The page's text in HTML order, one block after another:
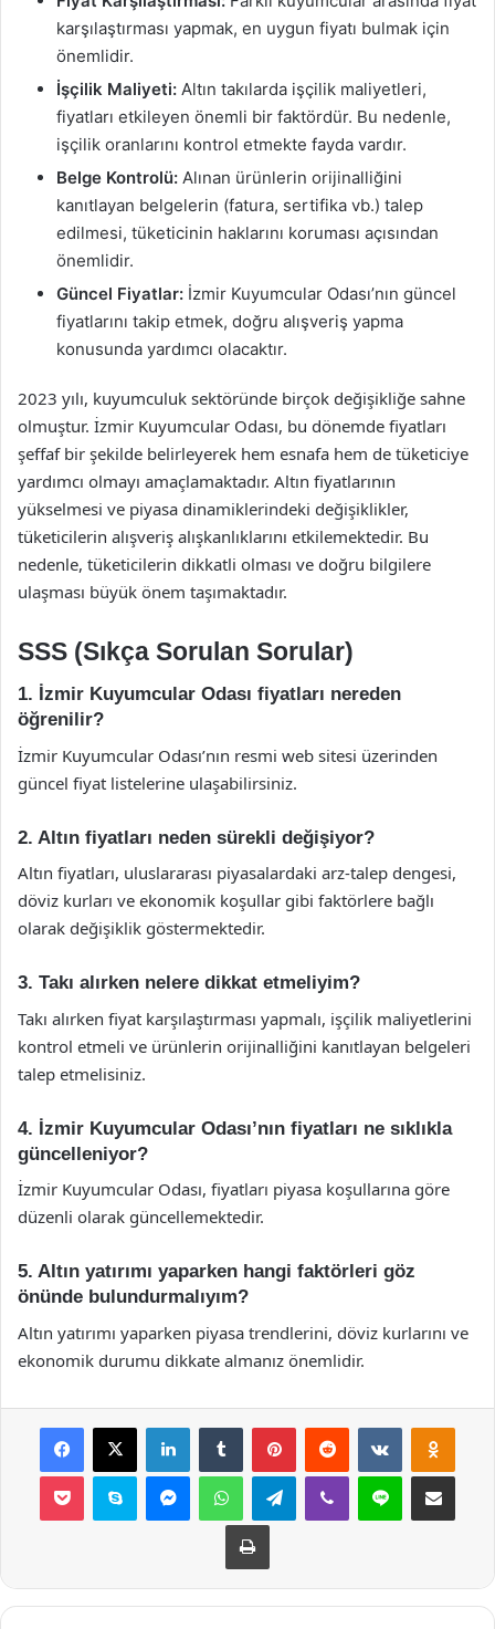
karşılaştırması yapmak, en uygun fiyatı bulmak için
önemlidir.
İşçilik Maliyeti: Altın takılarda işçilik maliyetleri,
fiyatları etkileyen önemli bir faktördür. Bu nedenle,
işçilik oranlarını kontrol etmekte fayda vardır.
Belge Kontrolü: Alınan ürünlerin orijinalliğini
kanıtlayan belgelerin (fatura, sertifika vb.) talep
edilmesi, tüketicinin haklarını koruması açısından
önemlidir.
Güncel Fiyatlar: İzmir Kuyumcular Odası’nın güncel
fiyatlarını takip etmek, doğru alışveriş yapma
konusunda yardımcı olacaktır.
2023 yılı, kuyumculuk sektöründe birçok değişikliğe sahne
olmuştur. İzmir Kuyumcular Odası, bu dönemde fiyatları
şeffaf bir şekilde belirleyerek hem esnafa hem de tüketiciye
yardımcı olmayı amaçlamaktadır. Altın fiyatlarının
yükselmesi ve piyasa dinamiklerindeki değişiklikler,
tüketicilerin alışveriş alışkanlıklarını etkilemektedir. Bu
nedenle, tüketicilerin dikkatli olması ve doğru bilgilere
ulaşması büyük önem taşımaktadır.
SSS (Sıkça Sorulan Sorular)
1. İzmir Kuyumcular Odası fiyatları nereden
öğrenilir?
İzmir Kuyumcular Odası’nın resmi web sitesi üzerinden
güncel fiyat listelerine ulaşabilirsiniz.
2. Altın fiyatları neden sürekli değişiyor?
Altın fiyatları, uluslararası piyasalardaki arz-talep dengesi,
döviz kurları ve ekonomik koşullar gibi faktörlere bağlı
olarak değişiklik göstermektedir.
3. Takı alırken nelere dikkat etmeliyim?
Takı alırken fiyat karşılaştırması yapmalı, işçilik maliyetlerini
kontrol etmeli ve ürünlerin orijinalliğini kanıtlayan belgeleri
talep etmelisiniz.
4. İzmir Kuyumcular Odası’nın fiyatları ne sıklıkla
güncelleniyor?
İzmir Kuyumcular Odası, fiyatları piyasa koşullarına göre
düzenli olarak güncellemektedir.
5. Altın yatırımı yaparken hangi faktörleri göz
önünde bulundurmalıyım?
Altın yatırımı yaparken piyasa trendlerini, döviz kurlarını ve
ekonomik durumu dikkate almanız önemlidir.
Facebook
X LinkedInTumblr PinterestReddit VKontakte
Pocket Skype MessengerWhatsAppTelegramViber Line E-Posta ile
Yazdır